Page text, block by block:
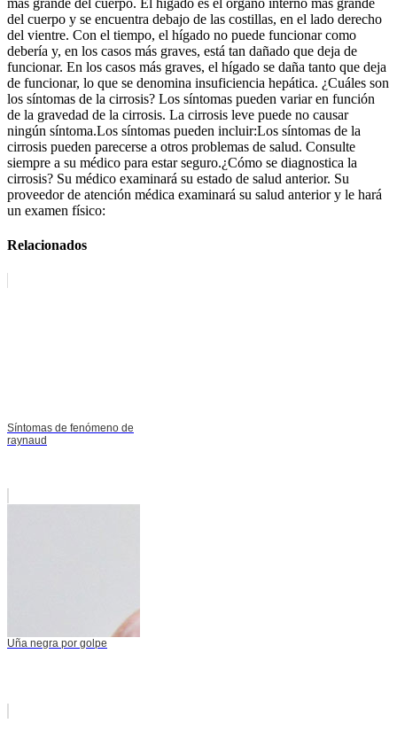
más grande del cuerpo. El hígado es el órgano interno más grande
del cuerpo y se encuentra debajo de las costillas, en el lado derecho
del vientre. Con el tiempo, el hígado no puede funcionar como
debería y, en los casos más graves, está tan dañado que deja de
funcionar. En los casos más graves, el hígado se daña tanto que deja
de funcionar, lo que se denomina insuficiencia hepática. ¿Cuáles son
los síntomas de la cirrosis? Los síntomas pueden variar en función
de la gravedad de la cirrosis. La cirrosis leve puede no causar
ningún síntoma.Los síntomas pueden incluir:Los síntomas de la
cirrosis pueden parecerse a otros problemas de salud. Consulte
siempre a su médico para estar seguro.¿Cómo se diagnostica la
cirrosis? Su médico examinará su estado de salud anterior. Su
proveedor de atención médica examinará su salud anterior y le hará
un examen físico:
Relacionados
Síntomas de fenómeno de
raynaud
Uña negra por golpe